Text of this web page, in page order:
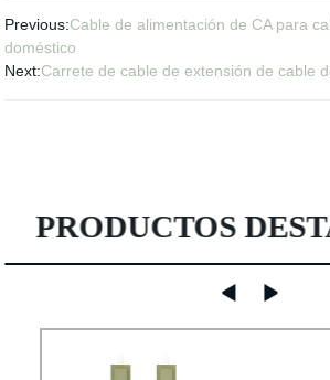
Previous:Cable de alimentación de CA para
doméstico
Next:Carrete de cable de extensión de cable
PRODUCTOS